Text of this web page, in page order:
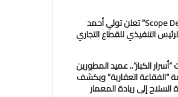
شركة “Scope Developments” تعلن تولي أحمد
التنفيذي للقطاع التجاري
الكبار”.. عميد المطورين
“الفقاعة العقارية” ويكشف
السلاح إلى ريادة المعمار